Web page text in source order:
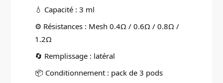
💧 Capacité : 3 ml
⚙️ Résistances : Mesh 0.4Ω / 0.6Ω / 0.8Ω /
1.2Ω
🔄 Remplissage : latéral
📦 Conditionnement : pack de 3 pods